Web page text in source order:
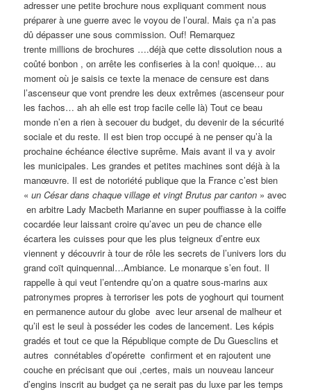
adresser une petite brochure nous expliquant comment nous
préparer à une guerre avec le voyou de l’oural. Mais ça n’a pas
dû dépasser une sous commission. Ouf! Remarquez
trente millions de brochures ….déjà que cette dissolution nous a
coûté bonbon , on arrête les confiseries à la con! quoique… au
moment où je saisis ce texte la menace de censure est dans
l’ascenseur que vont prendre les deux extrêmes (ascenseur pour
les fachos… ah ah elle est trop facile celle là) Tout ce beau
monde n’en a rien à secouer du budget, du devenir de la sécurité
sociale et du reste. Il est bien trop occupé à ne penser qu’à la
prochaine échéance élective suprême. Mais avant il va y avoir
les municipales. Les grandes et petites machines sont déjà à la
manœuvre. Il est de notoriété publique que la France c’est bien
«un César dans chaquevillage et vingt Brutus par canton » avec
en arbitre Lady Macbeth Marianne en super pouffiasse à la coiffe
cocardée leur laissant croire qu’avec un peu de chance elle
écartera les cuisses pour que les plus teigneux d’entre eux
viennent y découvrir à tour de rôle les secrets de l’univers lors du
grand coït quinquennal…Ambiance. Le monarque s’en fout. Il
rappelle à qui veut l’entendre qu’on a quatre sous-marins aux
patronymes propres à terroriser les pots de yoghourt qui tournent
en permanence autour du globe avec leur arsenal de malheur et
qu’il est le seul à posséder les codes de lancement. Les képis
gradés et tout ce que la République compte de Du Guesclins et
autres connétables d’opérette confirment et en rajoutent une
couche en précisant que oui ,certes, mais un nouveau lanceur
d’engins inscrit au budget ça ne serait pas du luxe par les temps